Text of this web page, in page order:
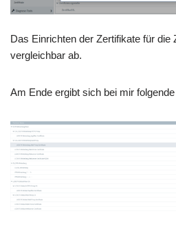
Das Einrichten der Zertifikate für die
vergleichbar ab.
Am Ende ergibt sich bei mir